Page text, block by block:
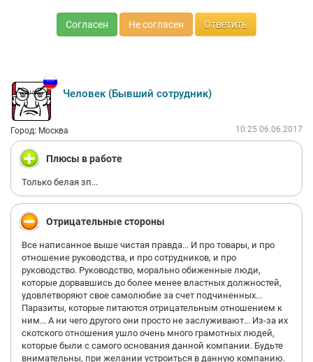
Согласен Не согласен Ответить
Человек (Бывший сотрудник)
Город: Москва 10:25 06.06.2017
Плюсы в работе
Только белая зп...
Отрицательные стороны
Все написанное выше чистая правда... И про товары, и про
отношение руководства, и про сотрудников, и про
руководство. Руководство, морально обиженные люди,
которые дорвавшись до более менее властных должностей,
удовлетворяют свое самолюбие за счет подчиненных...
Паразиты, которые питаются отрицательным отношением к
ним... А ни чего другого они просто не заслуживают... Из-за их
скотского отношения ушло очень много грамотных людей,
которые были с самого основания данной компании. Будьте
внимательны, при желании устроиться в данную компанию.